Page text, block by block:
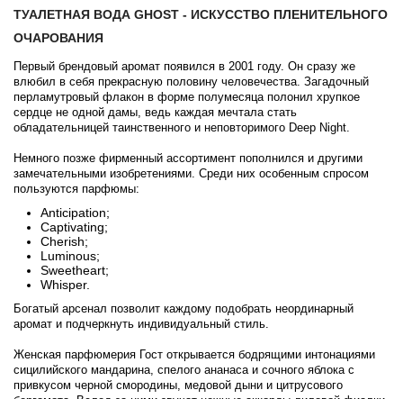
ТУАЛЕТНАЯ ВОДА GHOST - ИСКУССТВО ПЛЕНИТЕЛЬНОГО
ОЧАРОВАНИЯ
Первый брендовый аромат появился в 2001 году. Он сразу же
влюбил в себя прекрасную половину человечества. Загадочный
перламутровый флакон в форме полумесяца полонил хрупкое
сердце не одной дамы, ведь каждая мечтала стать
обладательницей таинственного и неповторимого Deep Night.
Немного позже фирменный ассортимент пополнился и другими
замечательными изобретениями. Среди них особенным спросом
пользуются парфюмы:
Anticipation;
Captivating;
Cherish;
Luminous;
Sweetheart;
Whisper.
Богатый арсенал позволит каждому подобрать неординарный
аромат и подчеркнуть индивидуальный стиль.
Женская парфюмерия Гост открывается бодрящими интонациями
сицилийского мандарина, спелого ананаса и сочного яблока с
привкусом черной смородины, медовой дыни и цитрусового